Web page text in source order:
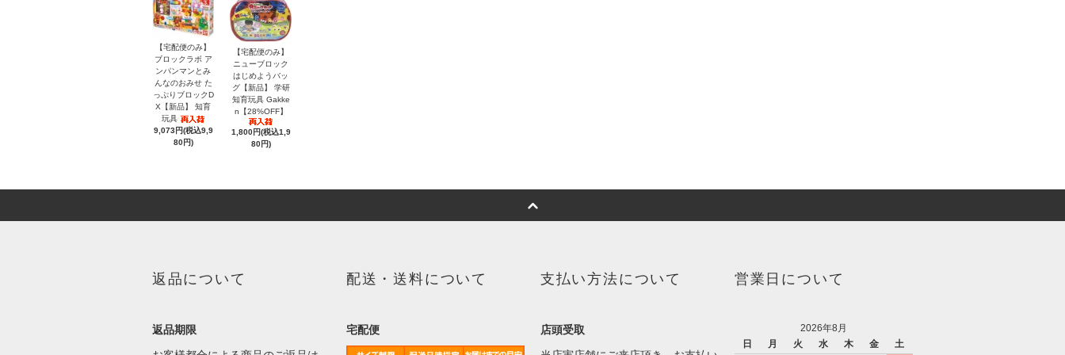
【宅配便のみ】
ブロックラボ ア
ンパンマンとみ
んなのおみせ た
っぷりブロックD
X【新品】 知育
玩具
9,073円(税込9,9
80円)
【宅配便のみ】
ニューブロック
はじめようバッ
グ【新品】 学研
知育玩具 Gakke
n【28%OFF】
1,800円(税込1,9
80円)
返品について
返品期限
配送・送料について
宅配便
支払い方法について
店頭受取
営業日について
2026年8月
日
月 火 水 木 金 土